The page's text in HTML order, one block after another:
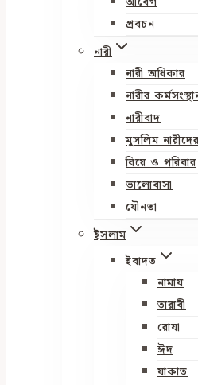
প্রবচন
নারী
নারী অধিকার
নারীর
নারীবাদ
মুসলিম
বিয়ে ও পরিবার
ভালোবাসা
যৌনতা
ইসলাম
ইবাদত
নামায
তারাবী
রোযা
ঈদ
যাকাত